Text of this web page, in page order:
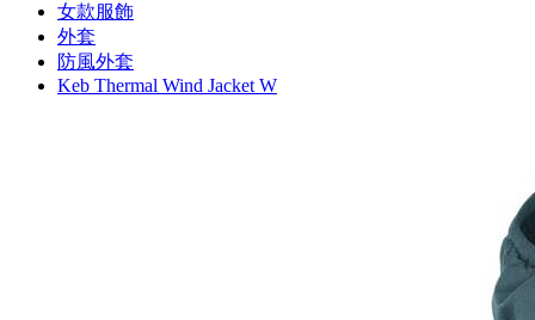
女款服飾
外套
防風外套
Keb Thermal Wind Jacket W